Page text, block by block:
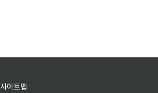
사이트맵